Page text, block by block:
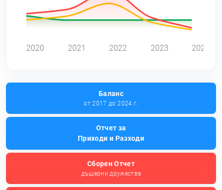
2020 2021 2022 2023 2024
Баланс
от 2017 до 2024 г.
Отчет за
Приходи и Разходи
Сборен Отчет
дъщерни дружества